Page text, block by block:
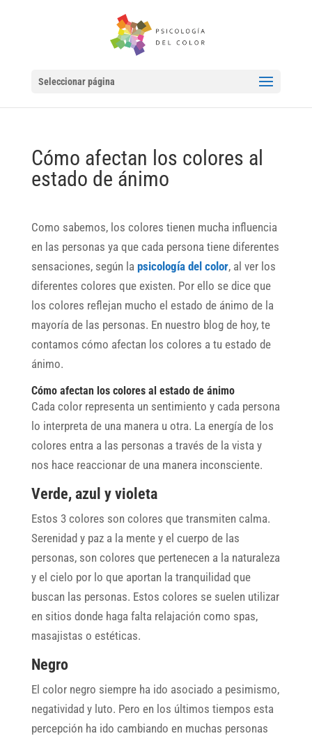
Seleccionar página
Cómo afectan los colores al
estado de ánimo
Como sabemos, los colores tienen mucha influencia
en las personas ya que cada persona tiene diferentes
sensaciones, según la psicología del color, al ver los
diferentes colores que existen. Por ello se dice que
los colores reflejan mucho el estado de ánimo de la
mayoría de las personas. En nuestro blog de hoy, te
contamos cómo afectan los colores a tu estado de
ánimo.
Cómo afectan los colores al estado de ánimo
Cada color representa un sentimiento y cada persona
lo interpreta de una manera u otra. La energía de los
colores entra a las personas a través de la vista y
nos hace reaccionar de una manera inconsciente.
Verde, azul y violeta
Estos 3 colores son colores que transmiten calma.
Serenidad y paz a la mente y el cuerpo de las
personas, son colores que pertenecen a la naturaleza
y el cielo por lo que aportan la tranquilidad que
buscan las personas. Estos colores se suelen utilizar
en sitios donde haga falta relajación como spas,
masajistas o estéticas.
Negro
El color negro siempre ha ido asociado a pesimismo,
negatividad y luto. Pero en los últimos tiempos esta
percepción ha ido cambiando en muchas personas